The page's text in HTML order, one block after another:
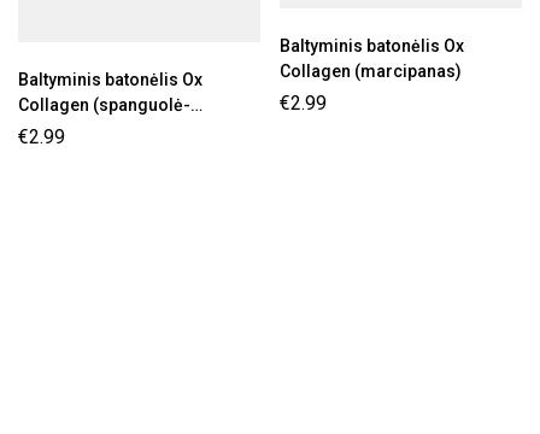
Baltyminis batonėlis Ox
Collagen (spanguolė-
kokosas)
€2.99
Baltyminis batonėlis Ox
Collagen (marcipanas)
€2.99